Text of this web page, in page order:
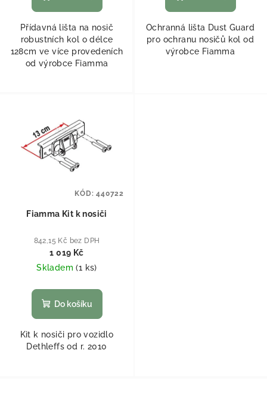
Přídavná lišta na nosič
robustních kol o délce
128cm ve více provedeních
od výrobce Fiamma
Ochranná lišta Dust Guard
pro ochranu nosičů kol od
výrobce Fiamma
Fiamma Kit k nosiči
842,15 Kč bez DPH
1 019 Kč
Skladem(1 ks)
Do košíku
Kit k nosiči pro vozidlo
Dethleffs od r. 2010
KÓD:440722